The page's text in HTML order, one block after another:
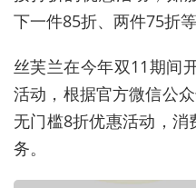
下一件85折、两件75折等
丝芙兰在今年双11期间
活动，根据官方微信公
无门槛8折优惠活动，消
务。